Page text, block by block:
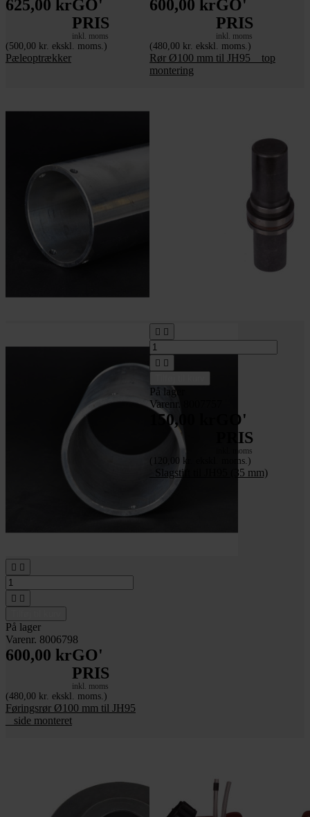
625,00 krGO'
PRIS
inkl. moms
(500,00 kr. ekskl. moms.)
Pæleoptrækker
600,00 krGO'
PRIS
inkl. moms
(480,00 kr. ekskl. moms.)
Rør Ø100 mm til JH95 _ top
montering
 
 
På lager
Varenr. 8006798
600,00 krGO'
PRIS
inkl. moms
(480,00 kr. ekskl. moms.)
Føringsrør Ø100 mm til JH95
_ side monteret
 
 
På lager
Varenr. 8007757
150,00 kr
GO'
PRIS
inkl. moms
(120,00 kr. ekskl. moms.)
_Slagstift til JH95 (35 mm)